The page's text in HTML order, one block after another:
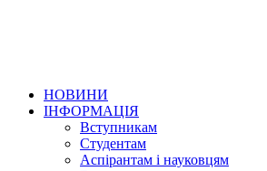
НОВИНИ
ІНФОРМАЦІЯ
Вступникам
Студентам
Аспірантам і науковцям